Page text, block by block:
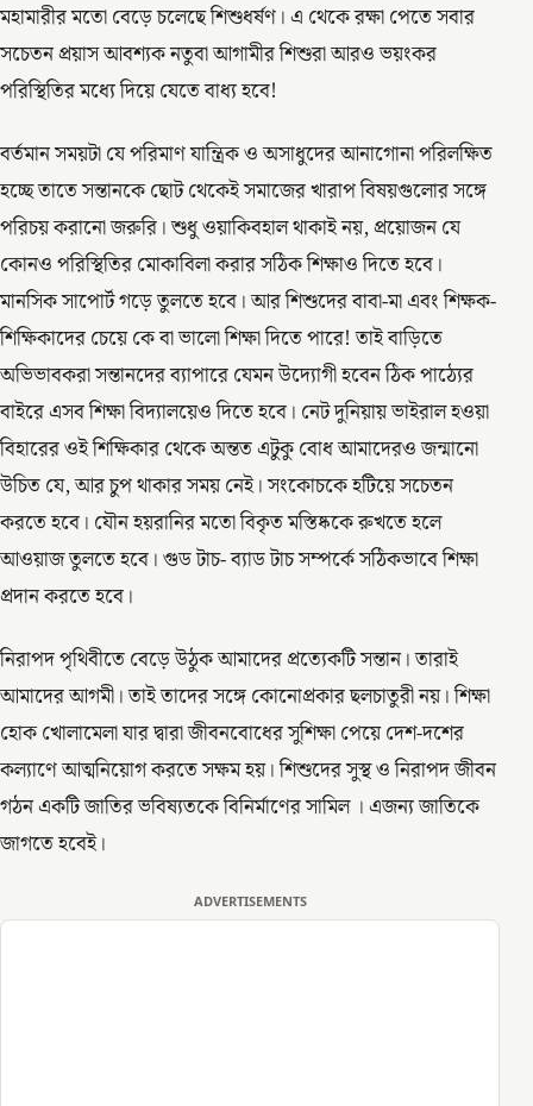
মহামারীর মতো বেড়ে চলেছে শিশুধর্ষণ। এ থেকে রক্ষা পেতে সবার
সচেতন প্রয়াস আবশ্যক নতুবা আগামীর শিশুরা আরও ভয়ংকর
পরিস্থিতির মধ্যে দিয়ে যেতে বাধ্য হবে!
বর্তমান সময়টা যে পরিমাণ যান্ত্রিক ও অসাধুদের আনাগোনা পরিলক্ষিত
হচ্ছে তাতে সন্তানকে ছোট থেকেই সমাজের খারাপ বিষয়গুলোর সঙ্গে
পরিচয় করানো জরুরি। শুধু ওয়াকিবহাল থাকাই নয়, প্রয়োজন যে
কোনও পরিস্থিতির মোকাবিলা করার সঠিক শিক্ষাও দিতে হবে।
মানসিক সাপোর্ট গড়ে তুলতে হবে। আর শিশুদের বাবা-মা এবং শিক্ষক-
শিক্ষিকাদের চেয়ে কে বা ভালো শিক্ষা দিতে পারে! তাই বাড়িতে
অভিভাবকরা সন্তানদের ব্যাপারে যেমন উদ্যোগী হবেন ঠিক পাঠ্যের
বাইরে এসব শিক্ষা বিদ্যালয়েও দিতে হবে। নেট দুনিয়ায় ভাইরাল হওয়া
বিহারের ওই শিক্ষিকার থেকে অন্তত এটুকু বোধ আমাদেরও জন্মানো
উচিত যে, আর চুপ থাকার সময় নেই। সংকোচকে হটিয়ে সচেতন
করতে হবে। যৌন হয়রানির মতো বিকৃত মস্তিষ্ককে রুখতে হলে
আওয়াজ তুলতে হবে। গুড টাচ- ব্যাড টাচ সম্পর্কে সঠিকভাবে শিক্ষা
প্রদান করতে হবে।
নিরাপদ পৃথিবীতে বেড়ে উঠুক আমাদের প্রত্যেকটি সন্তান। তারাই
আমাদের আগমী। তাই তাদের সঙ্গে কোনোপ্রকার ছলচাতুরী নয়। শিক্ষা
হোক খোলামেলা যার দ্বারা জীবনবোধের সুশিক্ষা পেয়ে দেশ-দশের
কল্যাণে আত্মনিয়োগ করতে সক্ষম হয়। শিশুদের সুস্থ ও নিরাপদ জীবন
গঠন একটি জাতির ভবিষ্যতকে বিনির্মাণের সামিল । এজন্য জাতিকে
জাগতে হবেই।
ADVERTISEMENTS